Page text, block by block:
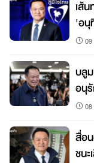
เส้
'อนุ
บลู
อนุ
สื่อ
ชน